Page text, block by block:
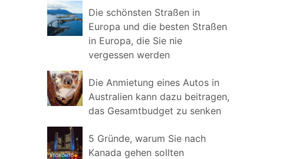
Die schönsten Straßen in
Europa und die besten Straßen
in Europa, die Sie nie
vergessen werden
Die Anmietung eines Autos in
Australien kann dazu beitragen,
das Gesamtbudget zu senken
5 Gründe, warum Sie nach
Kanada gehen sollten